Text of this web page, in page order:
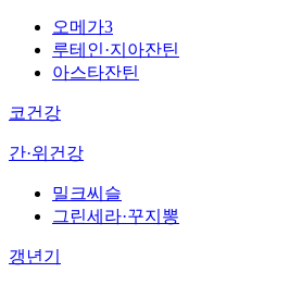
오메가3
루테인·지아잔틴
아스타잔틴
코건강
간·위건강
밀크씨슬
그린세라·꾸지뽕
갱년기